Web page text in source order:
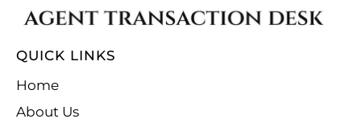
QUICK LINKS
Home
About Us